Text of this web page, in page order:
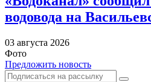
водовода на
03 августа 2026
Фото
Предложить новость